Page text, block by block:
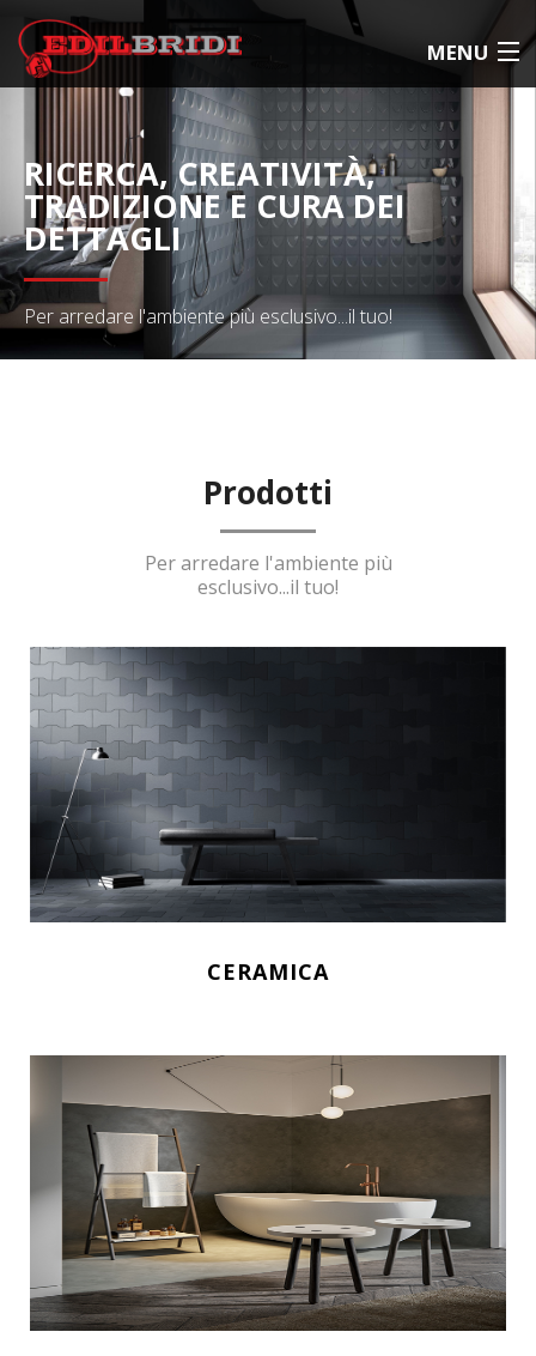
MENU
SERVIZI
PARTNERS
PRODOTTI
REALIZZAZIONI
RICERCA, CREATIVITÀ,
TRADIZIONE E CURA DEI
DETTAGLI
Per arredare l'ambiente più esclusivo...il tuo!
Prodotti
Per arredare l'ambiente più
esclusivo...il tuo!
CERAMICA